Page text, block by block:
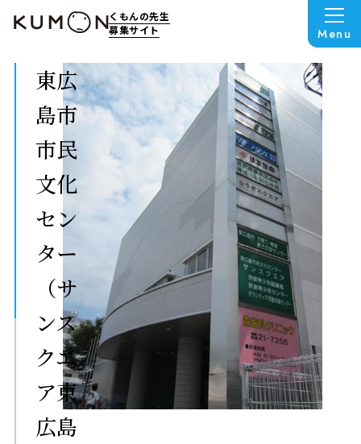
くもんの先生
募集サイト
Menu
東広
島市
市民
文化
セン
ター
（サ
ンス
クエ
ア東
広島